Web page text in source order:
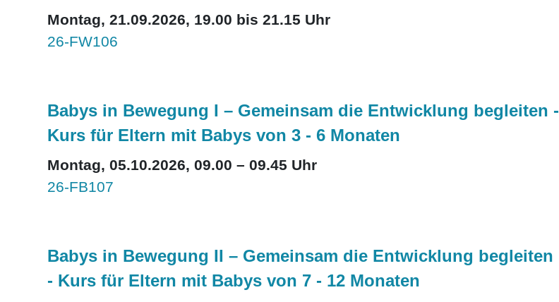
Montag, 21.09.2026, 19.00 bis 21.15 Uhr
26-FW106
Babys in Bewegung I – Gemeinsam die Entwicklung begleiten -
Kurs für Eltern mit Babys von 3 - 6 Monaten
Montag, 05.10.2026, 09.00 – 09.45 Uhr
26-FB107
Babys in Bewegung II – Gemeinsam die Entwicklung begleiten
- Kurs für Eltern mit Babys von 7 - 12 Monaten